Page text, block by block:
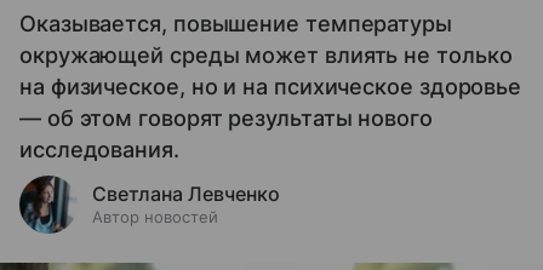
Оказывается, повышение температуры
окружающей среды может влиять не только
на физическое, но и на психическое здоровье
— об этом говорят результаты нового
исследования.
Светлана Левченко
Автор новостей